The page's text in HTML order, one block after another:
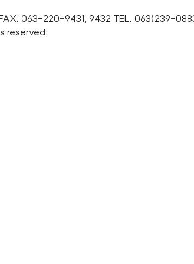
063-220-9431, 9432 TEL. 063)239-
reserved.